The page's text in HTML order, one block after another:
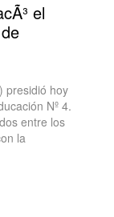
el
presidió hoy
Nº 4.
entre los
la